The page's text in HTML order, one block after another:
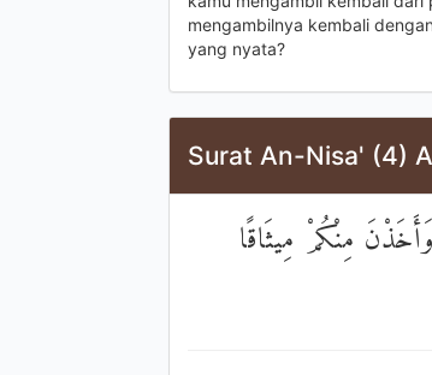
mengambilnya kembali
yang nyata?
Surat An-Nisa' (4)
مِنْكُمْ مِيثَاقًا